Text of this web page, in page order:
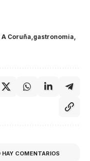
Coruña gastronomia
HAY COMENTARIOS